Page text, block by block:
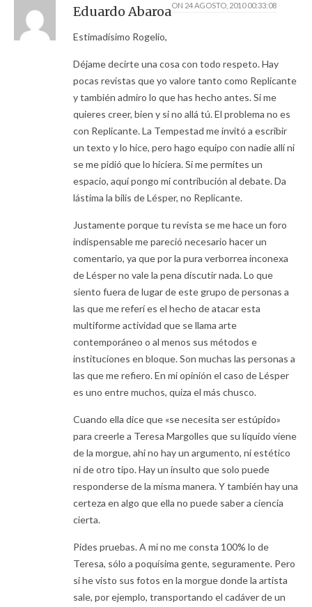
Eduardo AbaroaON 24 AGOSTO, 2010 00:33:08
Estimadísimo Rogelio,
Déjame decirte una cosa con todo respeto. Hay
pocas revistas que yo valore tanto como Replicante
y también admiro lo que has hecho antes. Si me
quieres creer, bien y si no allá tú. El problema no es
con Replicante. La Tempestad me invitó a escribir
un texto y lo hice, pero hago equipo con nadie allí ni
se me pidió que lo hiciera. Si me permites un
espacio, aquí pongo mi contribución al debate. Da
lástima la bilis de Lésper, no Replicante.
Justamente porque tu revista se me hace un foro
indispensable me pareció necesario hacer un
comentario, ya que por la pura verborrea inconexa
de Lésper no vale la pena discutir nada. Lo que
siento fuera de lugar de este grupo de personas a
las que me referí es el hecho de atacar esta
multiforme actividad que se llama arte
contemporáneo o al menos sus métodos e
instituciones en bloque. Son muchas las personas a
las que me refiero. En mi opinión el caso de Lésper
es uno entre muchos, quiza el más chusco.
Cuando ella dice que «se necesita ser estúpido»
para creerle a Teresa Margolles que su líquido viene
de la morgue, ahi no hay un argumento, ni estético
ni de otro tipo. Hay un insulto que solo puede
responderse de la misma manera. Y también hay una
certeza en algo que ella no puede saber a ciencia
cierta.
Pides pruebas. A mi no me consta 100% lo de
Teresa, sólo a poquísima gente, seguramente. Pero
si he visto sus fotos en la morgue donde la artista
sale, por ejemplo, transportando el cadáver de un